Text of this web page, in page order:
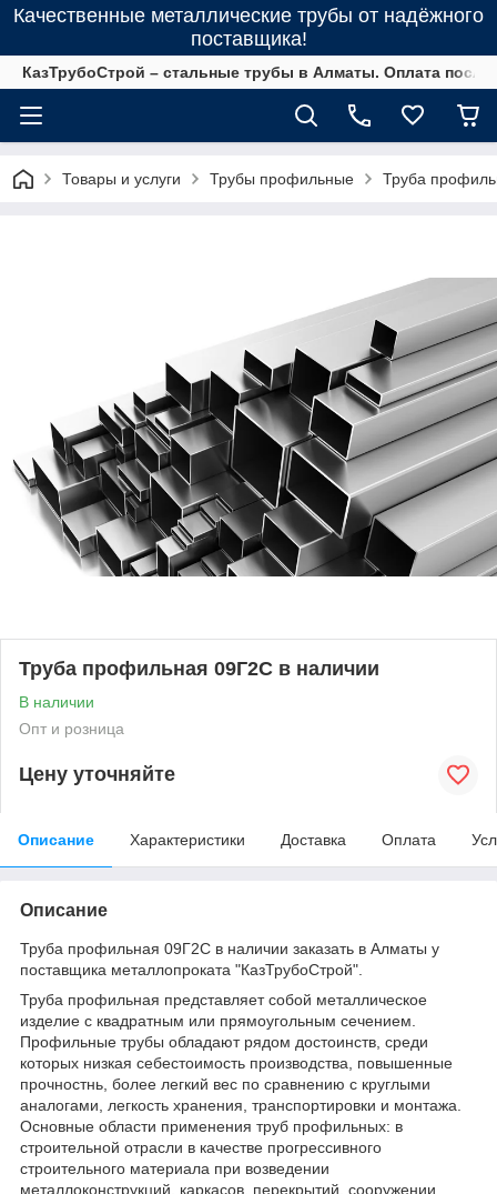
Качественные металлические трубы от надёжного
поставщика!
КазТрубоСтрой – стальные трубы в Алматы. Оплата
Товары и услуги Трубы профильные Труба
Труба профильная 09Г2С в наличии
В наличии
Опт и розница
Цену уточняйте
Описание Характеристики Доставка Оплата
Описание
Труба профильная 09Г2С в наличии заказать в Алматы у
поставщика металлопроката "КазТрубоСтрой".
Труба профильная представляет собой металлическое
изделие с квадратным или прямоугольным сечением.
Профильные трубы обладают рядом достоинств, среди
которых низкая себестоимость производства, повышенные
прочностнь, более легкий вес по сравнению с круглыми
аналогами, легкость хранения, транспортировки и монтажа.
Основные области применения труб профильных: в
строительной отрасли в качестве прогрессивного
строительного материала при возведении
металлоконструкций, каркасов, перекрытий, сооружении